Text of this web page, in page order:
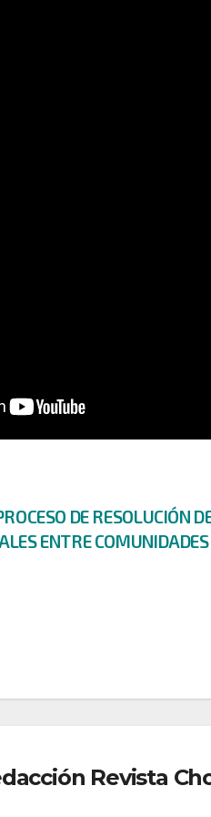
DE RESOLUCIÓN
ENTRE COMUNIDADES
Revista